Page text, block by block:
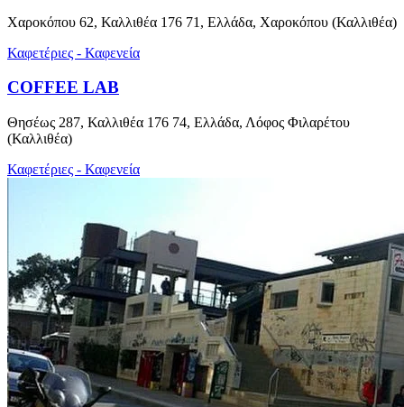
Χαροκόπου 62, Καλλιθέα 176 71, Ελλάδα, Χαροκόπου (Καλλιθέα)
Καφετέριες - Καφενεία
COFFEE LAB
Θησέως 287, Καλλιθέα 176 74, Ελλάδα, Λόφος Φιλαρέτου
(Καλλιθέα)
Καφετέριες - Καφενεία